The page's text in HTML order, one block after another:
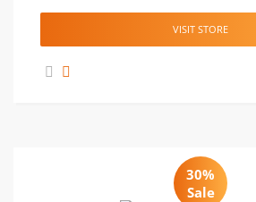
VISIT STORE
30%
Sale